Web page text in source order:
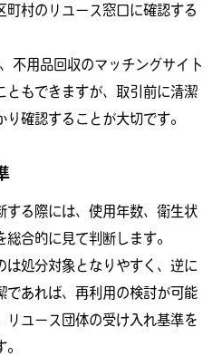
町村のリユース窓口に確認する
不用品回収のマッチングサイト
ともできますが、取引前に清潔
確認することが大切です。
する際には、使用年数、衛生状
合的に見て判断します。
は処分対象となりやすく、逆に
であれば、再利用の検討が可能
リユース団体の受け入れ基準を